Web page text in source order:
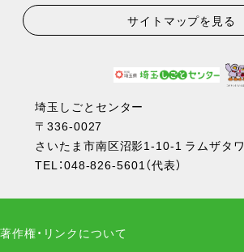
サイトマップを見る
埼玉しごとセンター
〒336-0027
さいたま市南区沼影1-10-1 ラムザタ
TEL：048-826-5601（代表）
著作権・リンクについて